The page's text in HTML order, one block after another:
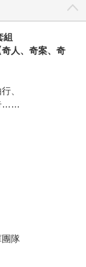
美好的時光與味
角色充滿熱血青
個畫面細節都
店、中正公園
萱多次親自記
飾、動植物描
春的旅行，備
上市，熱鬧
組
奇人、奇案、奇
、
……
隊